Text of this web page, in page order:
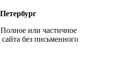
или частичное
без письменного